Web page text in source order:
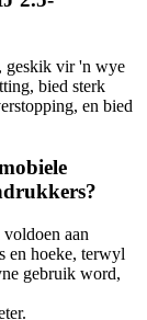
geskik vir 'n wye
bied sterk
en bied
aan
en hoeke, terwyl
gebruik word,